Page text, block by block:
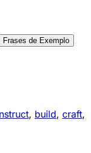
Frases de Exemplo
, build, craft,